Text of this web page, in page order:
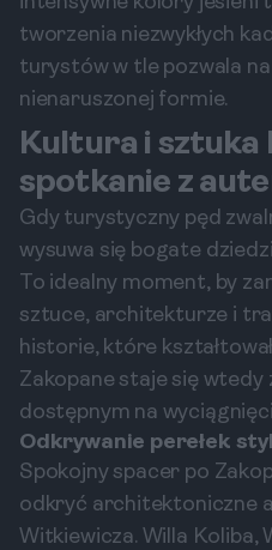
tworzenia niezwykłych
turystów w tle pozwala
nienaruszonej formie.
Kultura i sztuka
spotkanie z
Gdy turystyczny pęd
wysuwa się bogate
To idealny moment, by
sztuce, architekturze i
historie, które
Zakopane staje się wtedy
dostępnym na
Odkrywanie perełek
Spokojny spacer po
odkryć architektoniczne
Witkiewicza. Willa Koliba,